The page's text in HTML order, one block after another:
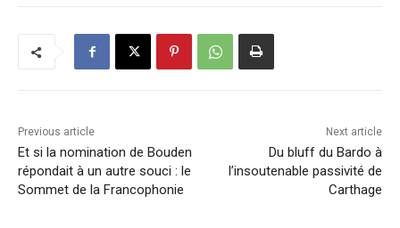
Previous article
Et si la nomination de Bouden
répondait à un autre souci : le
Sommet de la Francophonie
Next article
Du bluff du Bardo à
l’insoutenable passivité de
Carthage